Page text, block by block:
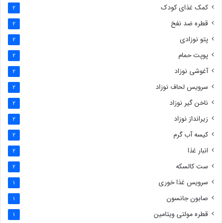
کمک غذای کودک 2
قطره ضد نفخ 2
پتو نوزادی 2
پوپت حمام 2
آغوشی نوزاد 2
سرویس لحاف نوزاد 2
ناخن گیر نوزاد 2
زیرانداز نوزاد 2
کیسه آب گرم 2
انبار غذا 2
ست کالسکه 2
سرویس غذا خوری 1
صابون جانسون 1
قطره مولتی ویتامین 1